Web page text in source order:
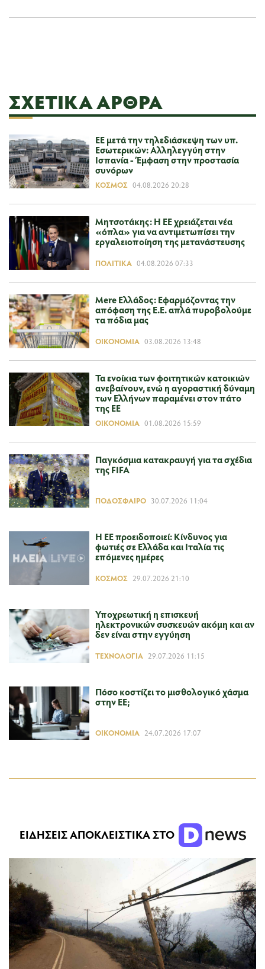
ΣΧΕΤΙΚΆ ΆΡΘΡΑ
ΕΕ μετά την τηλεδιάσκεψη των υπ.
Εσωτερικών: Αλληλεγγύη στην
Ισπανία - Έμφαση στην προστασία
συνόρων
ΚΌΣΜΟΣ 04.08.2026 20:28
Μητσοτάκης: Η ΕΕ χρειάζεται νέα
«όπλα» για να αντιμετωπίσει την
εργαλειοποίηση της μετανάστευσης
ΠΟΛΙΤΙΚΆ 04.08.2026 07:33
Mere Ελλάδος: Εφαρμόζοντας την
απόφαση της Ε.Ε. απλά πυροβολούμε
τα πόδια μας
ΟΙΚΟΝΟΜΊΑ 03.08.2026 13:48
Τα ενοίκια των φοιτητικών κατοικιών
ανεβαίνουν, ενώ η αγοραστική δύναμη
των Ελλήνων παραμένει στον πάτο
της ΕΕ
ΟΙΚΟΝΟΜΊΑ 01.08.2026 15:59
Παγκόσμια κατακραυγή για τα σχέδια
της FIFA
ΠΟΔΌΣΦΑΙΡΟ 30.07.2026 11:04
Η ΕΕ προειδοποιεί: Κίνδυνος για
φωτιές σε Ελλάδα και Ιταλία τις
επόμενες ημέρες
ΚΌΣΜΟΣ 29.07.2026 21:10
Υποχρεωτική η επισκευή
ηλεκτρονικών συσκευών ακόμη και αν
δεν είναι στην εγγύηση
ΤΕΧΝΟΛΟΓΊΑ 29.07.2026 11:15
Πόσο κοστίζει το μισθολογικό χάσμα
στην ΕΕ;
ΟΙΚΟΝΟΜΊΑ 24.07.2026 17:07
ΕΙΔΗΣΕΙΣ ΑΠΟΚΛΕΙΣΤΙΚΑ ΣΤΟ